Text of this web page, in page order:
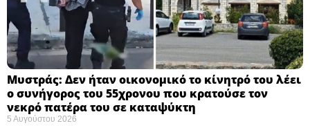
Μυστράς: Δεν ήταν οικονομικό το κίνητρό του λέει
ο συνήγορος του 55χρονου που κρατούσε τον
νεκρό πατέρα του σε καταψύκτη
5 Αυγούστου 2026